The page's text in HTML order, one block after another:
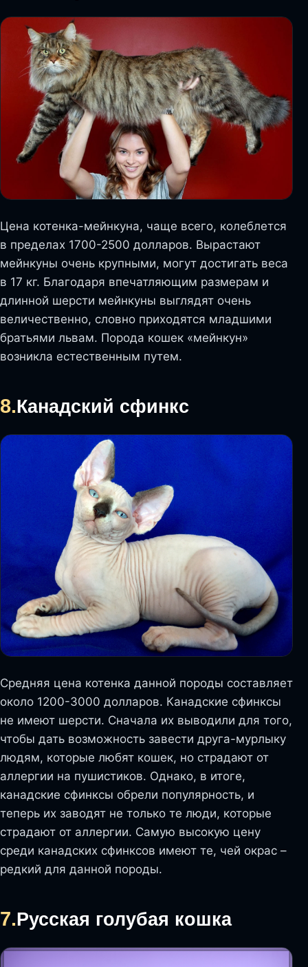
Цена котенка-мейнкуна, чаще всего, колеблется
в пределах 1700-2500 долларов. Вырастают
мейнкуны очень крупными, могут достигать веса
в 17 кг. Благодаря впечатляющим размерам и
длинной шерсти мейнкуны выглядят очень
величественно, словно приходятся младшими
братьями львам. Порода кошек «мейнкун»
возникла естественным путем.
8.Канадский сфинкс
Средняя цена котенка данной породы составляет
около 1200-3000 долларов. Канадские сфинксы
не имеют шерсти. Сначала их выводили для того,
чтобы дать возможность завести друга-мурлыку
людям, которые любят кошек, но страдают от
аллергии на пушистиков. Однако, в итоге,
канадские сфинксы обрели популярность, и
теперь их заводят не только те люди, которые
страдают от аллергии. Самую высокую цену
среди канадских сфинксов имеют те, чей окрас –
редкий для данной породы.
7.Русская голубая кошка